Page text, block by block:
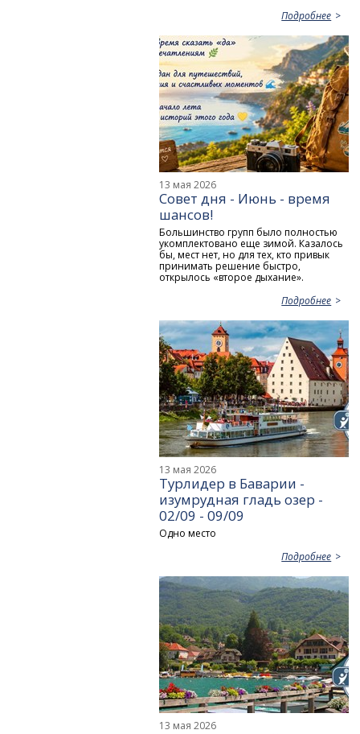
Подробнее
13 мая 2026
Совет дня - Июнь - время
шансов!
Большинство групп было полностью
укомплектовано еще зимой. Казалось
бы, мест нет, но для тех, кто привык
принимать решение быстро,
открылось «второе дыхание».
Подробнее
13 мая 2026
Турлидер в Баварии -
изумрудная гладь озер -
02/09 - 09/09
Одно место
Подробнее
13 мая 2026